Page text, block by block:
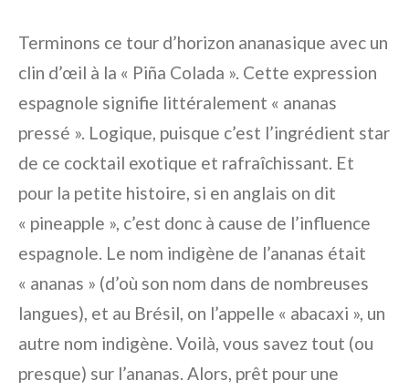
Terminons ce tour d’horizon ananasique avec un
clin d’œil à la « Piña Colada ». Cette expression
espagnole signifie littéralement « ananas
pressé ». Logique, puisque c’est l’ingrédient star
de ce cocktail exotique et rafraîchissant. Et
pour la petite histoire, si en anglais on dit
« pineapple », c’est donc à cause de l’influence
espagnole. Le nom indigène de l’ananas était
« ananas » (d’où son nom dans de nombreuses
langues), et au Brésil, on l’appelle « abacaxi », un
autre nom indigène. Voilà, vous savez tout (ou
presque) sur l’ananas. Alors, prêt pour une